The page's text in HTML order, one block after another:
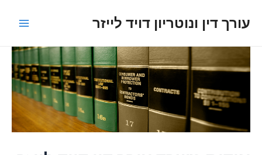
לתוכןעורך דין ונוטריון דויד לייזר